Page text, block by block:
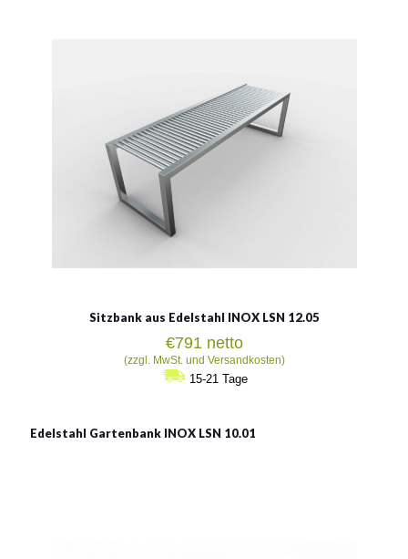
Sitzbank aus Edelstahl INOX LSN 12.05
€791 netto
(zzgl. MwSt. und Versandkosten)
15-21 Tage
Edelstahl Gartenbank INOX LSN 10.01